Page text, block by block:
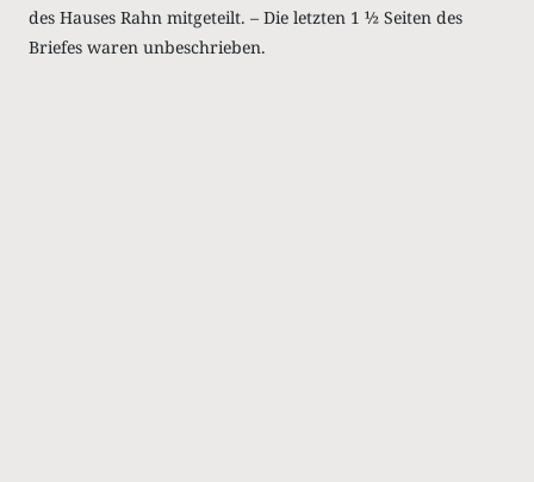
des Hauses Rahn mitgeteilt. – Die letzten 1 ½ Seiten des
Briefes waren unbeschrieben.